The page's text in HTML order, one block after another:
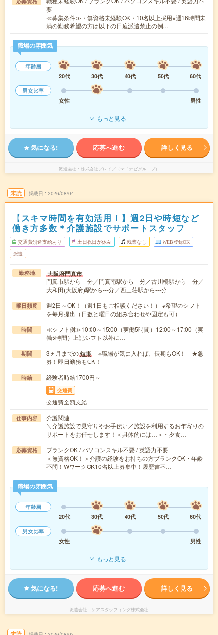
要
≪募集条件≫・無資格未経験OK・10名以上採用※週16時間未
満の勤務希望の方は以下の日雇派遣禁止の例…
職場の雰囲気
年齢層
20代
30代 40代 50代
60代
男女比率
女性
男性
もっと見る
気になる! 応募へ進む 詳しく見る
派遣会社 株式会社ブレイブ（マイナビグループ）
未読 掲載日 2026/08/04
【スキマ時間を有効活用！】週2日や時短など
働き方多数＊介護施設でサポートスタッフ
交通費別途支給あり 土日祝日が休み 残業なし WEB登録OK
派遣
勤務地 大阪府門真市
門真市駅から---分／門真南駅から---分／古川橋駅から---分／
大和田(大阪府)駅から---分／西三荘駅から---分
曜日頻度
週2日～OK！（週1日もご相談ください！） ※希望のシフト
を毎月提出（日数と曜日の組み合わせや固定も可）
時間
≪シフト例≫10:00～15:00（実働5時間）12:00～17:00（実
働5時間）上記シフト以外に…
期間 3ヵ月までの短期
※職場が気に入れば、長期もOK！ ★急
募！即日勤務もOK！
時給 経験者時給1700円～
交通費
交通費全額支給
仕事内容
介護関連
＼介護施設で見守りやお手伝い／施設を利用するお年寄りの
サポートをお任せします！＜具体的には…＞・夕食…
応募資格
ブランクOK / パソコンスキル不要 / 英語力不要
＜無資格OK！＞介護の経験をお持ちの方ブランクOK・年齢
不問！WワークOK10名以上募集中！履歴書不…
職場の雰囲気
年齢層
20代
30代 40代 50代
60代
男女比率
女性
男性
もっと見る
気になる! 応募へ進む 詳しく見る
派遣会社 ケアスタッフィング株式会社